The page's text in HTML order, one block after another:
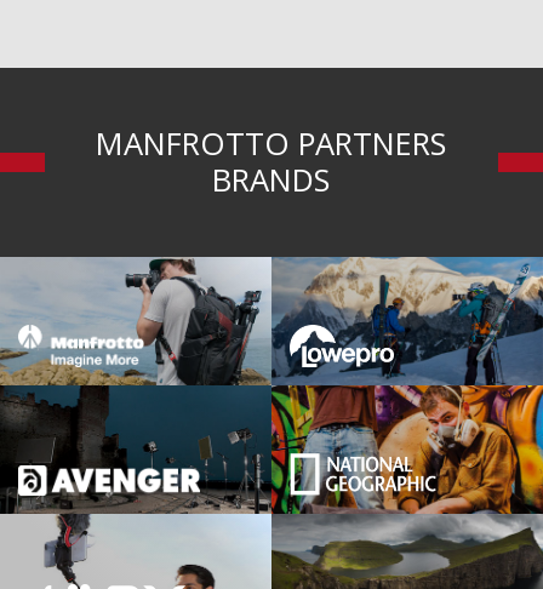
MANFROTTO PARTNERS
BRANDS